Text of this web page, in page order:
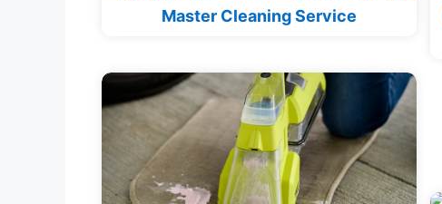
Master Cleaning Service